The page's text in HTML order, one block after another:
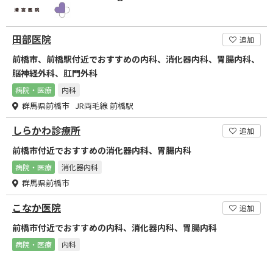
田部医院 追加
前橋市、前橋駅付近でおすすめの内科、消化器内科、胃腸内科、
脳神経外科、肛門外科
病院・医療 内科
群馬県前橋市 JR両毛線 前橋駅
しらかわ診療所 追加
前橋市付近でおすすめの消化器内科、胃腸内科
病院・医療 消化器内科
群馬県前橋市
こなか医院 追加
前橋市付近でおすすめの内科、消化器内科、胃腸内科
病院・医療 内科